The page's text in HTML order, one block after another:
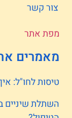
צור קשר
מפת אתר
מאמרים
טיסות לחו"ל:
השתלת שיניים